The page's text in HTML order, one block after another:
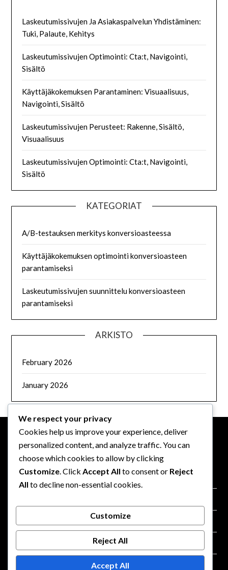
Laskeutumissivujen Ja Asiakaspalvelun Yhdistäminen:
Tuki, Palaute, Kehitys
Laskeutumissivujen Optimointi: Cta:t, Navigointi,
Sisältö
Käyttäjäkokemuksen Parantaminen: Visuaalisuus,
Navigointi, Sisältö
Laskeutumissivujen Perusteet: Rakenne, Sisältö,
Visuaalisuus
Laskeutumissivujen Optimointi: Cta:t, Navigointi,
Sisältö
KATEGORIAT
A/B-testauksen merkitys konversioasteessa
Käyttäjäkokemuksen optimointi konversioasteen
parantamiseksi
Laskeutumissivujen suunnittelu konversioasteen
parantamiseksi
ARKISTO
February 2026
January 2026
OIKEUDELLINEN
Tietosuojakäytäntö
We respect your privacy
Cookies help us improve your experience, deliver
personalized content, and analyze traffic. You can
choose which cookies to allow by clicking
Customize . Click Accept All to consent or Reject
All to decline non-essential cookies.
Customize
Reject All
Accept All